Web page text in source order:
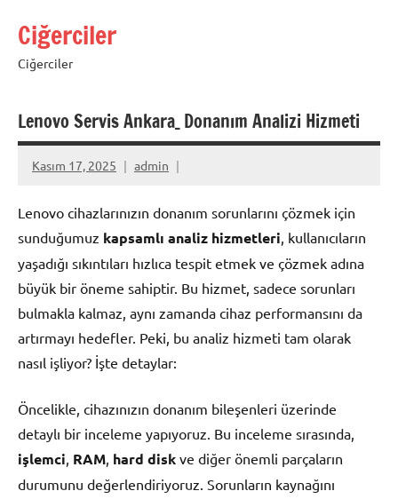
geçCiğerciler
Ciğerciler
Lenovo Servis Ankara_ Donanım Analizi Hizmeti
Kasım 17, 2025 admin
Lenovo cihazlarınızın donanım sorunlarını çözmek için
sunduğumuz kapsamlı analiz hizmetleri, kullanıcıların
yaşadığı sıkıntıları hızlıca tespit etmek ve çözmek adına
büyük bir öneme sahiptir. Bu hizmet, sadece sorunları
bulmakla kalmaz, aynı zamanda cihaz performansını da
artırmayı hedefler. Peki, bu analiz hizmeti tam olarak
nasıl işliyor? İşte detaylar:
Öncelikle, cihazınızın donanım bileşenleri üzerinde
detaylı bir inceleme yapıyoruz. Bu inceleme sırasında,
işlemci, RAM, hard disk ve diğer önemli parçaların
durumunu değerlendiriyoruz. Sorunların kaynağını